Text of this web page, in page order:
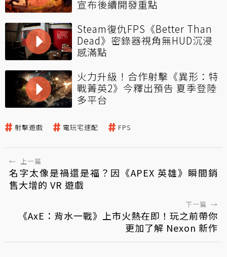
宣布後續開發重點
Steam復仇FPS《Better Than
Dead》密錄器視角無HUD沉浸
感滿點
火力升級！合作射擊《異形：特
戰菁英2》今釋出預告 夏季登陸
多平台
射擊遊戲 電玩宅速配 FPS
← 上一篇
名字太像是禍還是福？因《APEX 英雄》瞬間銷
售大增的 VR 遊戲
下一篇 →
《AxE：背水一戰》上市火熱在即！玩之前帶你
更加了解 Nexon 新作